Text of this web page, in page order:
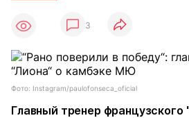
3
Фото: Instagram/paulofonseca_oficial
Главный тренер французского